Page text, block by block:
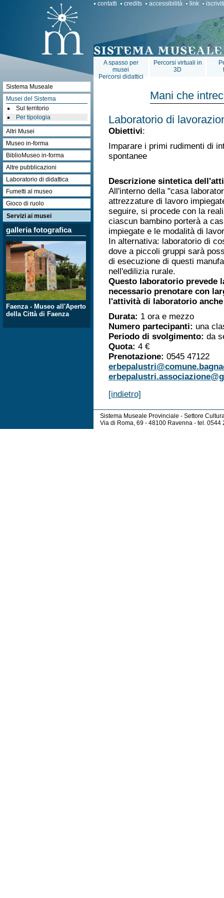
contatti credits accessibilità link
A spasso per
musei
Percorsi didattici
Percorsi virtuali in
3D
Mani che
Laboratorio di
Obiettivi:
Imparare i primi rudimenti di
spontanee
Descrizione sintetica
All'interno della "casa
attrezzature di lavoro
seguire, si procede con la
ciascun bambino porterà a
impiegate e le modalità di
In alternativa: laboratorio di
dove a piccoli gruppi sarà
di esecuzione di questi
nell'edilizia rurale.
Questo laboratorio prevede
necessario prenotare con
l'attività di laboratorio
Durata: 1 ora e mezzo
Numero partecipanti: una
Periodo di svolgimento: da
Quota: 4 €
Prenotazione: 0545 47122
[indietro]
Sistema Museale
Musei del Sistema
Sul territorio
Per tipologia
Altri Musei
Museo in-forma
BiblioMuseo in-forma
Altre pubblicazioni
Laboratorio di didattica
Fumetti al museo
Gioco di ruolo
Servizi ai musei
galleria fotografica
Faenza - Museo all'Aperto
della Città di Faenza
Sistema Museale Provinciale - Settore
Via di Roma, 69 - 48100 Ravenna - tel.